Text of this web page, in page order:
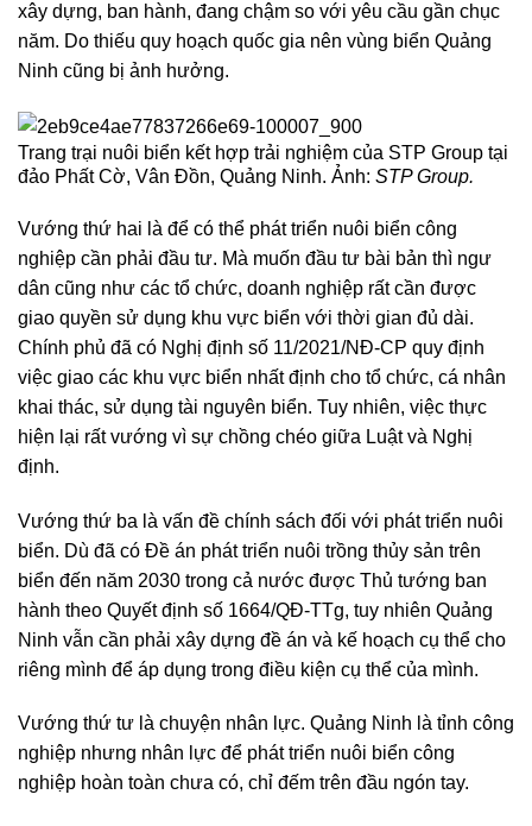
xây dựng, ban hành, đang chậm so với yêu cầu gần chục
năm. Do thiếu quy hoạch quốc gia nên vùng biển Quảng
Ninh cũng bị ảnh hưởng.
Trang trại nuôi biển kết hợp trải nghiệm của STP Group tại
đảo Phất Cờ, Vân Đồn, Quảng Ninh. Ảnh: STP Group.
Vướng thứ hai là để có thể phát triển nuôi biển công
nghiệp cần phải đầu tư. Mà muốn đầu tư bài bản thì ngư
dân cũng như các tổ chức, doanh nghiệp rất cần được
giao quyền sử dụng khu vực biển với thời gian đủ dài.
Chính phủ đã có Nghị định số 11/2021/NĐ-CP quy định
việc giao các khu vực biển nhất định cho tổ chức, cá nhân
khai thác, sử dụng tài nguyên biển. Tuy nhiên, việc thực
hiện lại rất vướng vì sự chồng chéo giữa Luật và Nghị
định.
Vướng thứ ba là vấn đề chính sách đối với phát triển nuôi
biển. Dù đã có Đề án phát triển nuôi trồng thủy sản trên
biển đến năm 2030 trong cả nước được Thủ tướng ban
hành theo Quyết định số 1664/QĐ-TTg, tuy nhiên Quảng
Ninh vẫn cần phải xây dựng đề án và kế hoạch cụ thể cho
riêng mình để áp dụng trong điều kiện cụ thể của mình.
Vướng thứ tư là chuyện nhân lực. Quảng Ninh là tỉnh công
nghiệp nhưng nhân lực để phát triển nuôi biển công
nghiệp hoàn toàn chưa có, chỉ đếm trên đầu ngón tay.